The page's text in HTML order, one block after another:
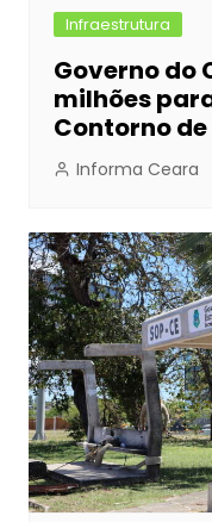
Infraestrutura
Governo do
milhões
Contorno
Informa Ceara